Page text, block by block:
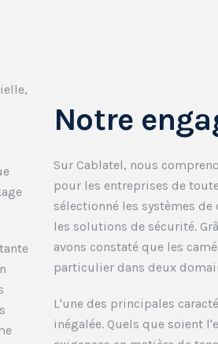
Notre
Sur Cablatel, nous
pour les entreprises de
sélectionné les systèmes
les solutions de sécurité.
avons constaté que les
particulier dans deux
L'une des principales
inégalée. Quels que soient